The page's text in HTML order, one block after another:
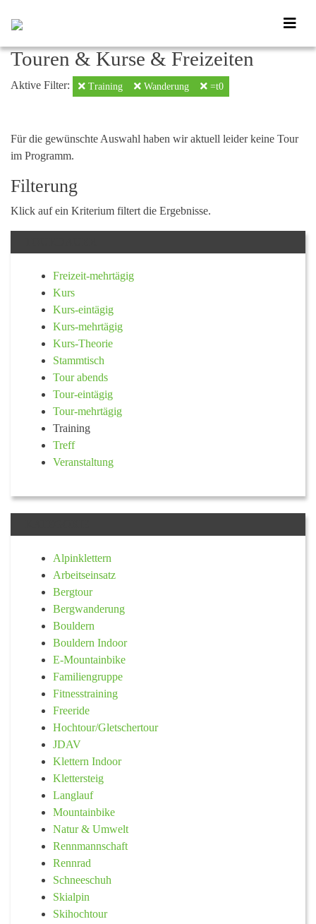
Touren & Kurse & Freizeiten
Aktive Filter: Training Wanderung =t0
Für die gewünschte Auswahl haben wir aktuell leider keine Tour
im Programm.
Filterung
Klick auf ein Kriterium filtert die Ergebnisse.
Freizeit-mehrtägig
Kurs
Kurs-eintägig
Kurs-mehrtägig
Kurs-Theorie
Stammtisch
Tour abends
Tour-eintägig
Tour-mehrtägig
Training
Treff
Veranstaltung
Alpinklettern
Arbeitseinsatz
Bergtour
Bergwanderung
Bouldern
Bouldern Indoor
E-Mountainbike
Familiengruppe
Fitnesstraining
Freeride
Hochtour/Gletschertour
JDAV
Klettern Indoor
Klettersteig
Langlauf
Mountainbike
Natur & Umwelt
Rennmannschaft
Rennrad
Schneeschuh
Skialpin
Skihochtour